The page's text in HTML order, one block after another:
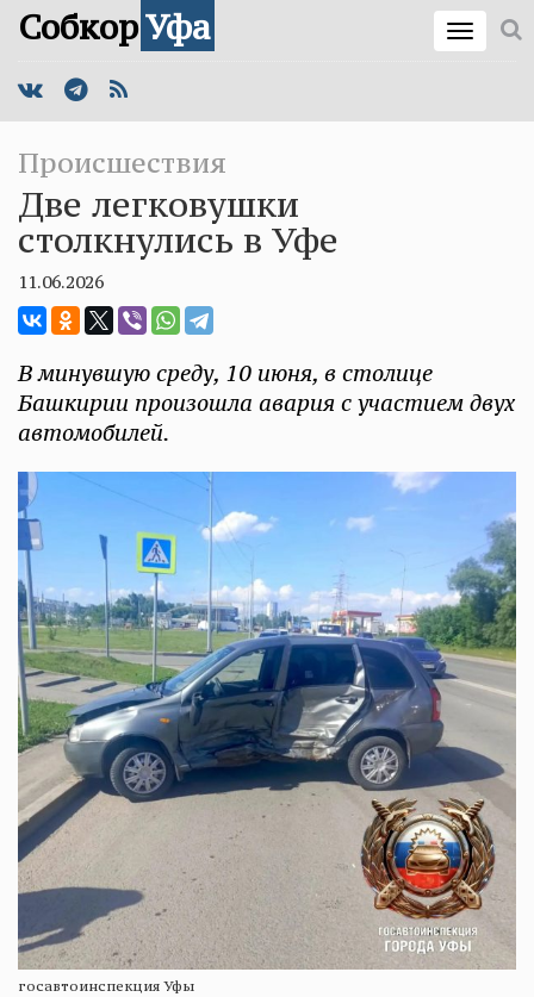
СобкорУфа
Происшествия
Две легковушки
столкнулись в Уфе
11.06.2026
В минувшую среду, 10 июня, в столице
Башкирии произошла авария с участием двух
автомобилей.
госавтоинспекция Уфы